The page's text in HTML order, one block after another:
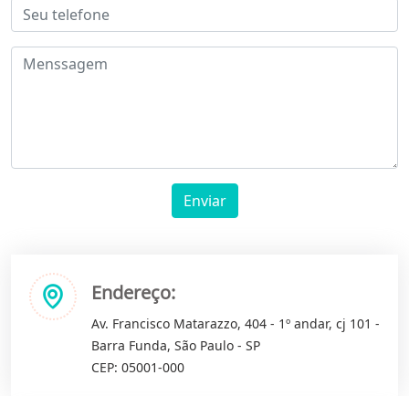
Enviar
Endereço:
Av. Francisco Matarazzo, 404 - 1º andar, cj 101 -
Barra Funda, São Paulo - SP
CEP: 05001-000